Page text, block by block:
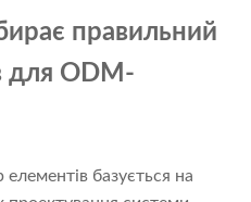
правильний
для ODM-
базується на